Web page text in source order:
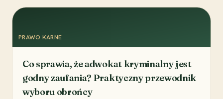
PRAWO KARNE
Co sprawia, że adwokat kryminalny jest
godny zaufania? Praktyczny przewodnik
wyboru obrońcy